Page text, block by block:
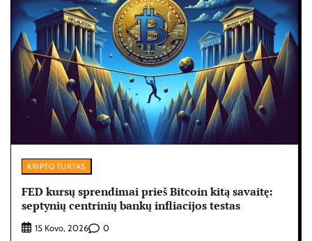
KRIPTO TURTAS
FED kursų sprendimai prieš Bitcoin kitą savaitę:
septynių centrinių bankų infliacijos testas
15 Kovo, 2026 0